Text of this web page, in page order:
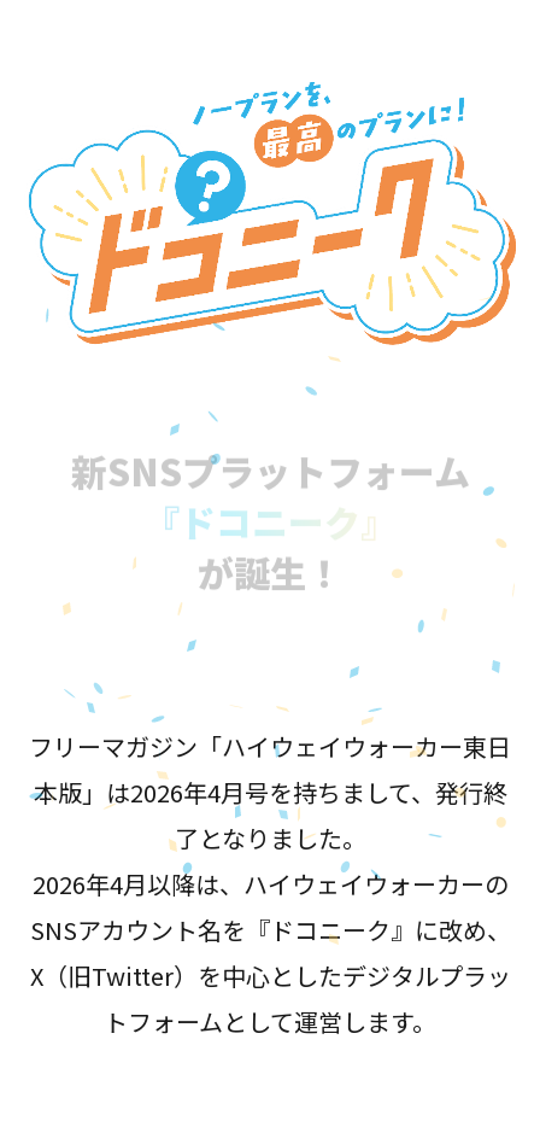
新SNSプラットフォーム
『ドコニーク』
が誕生！
フリーマガジン「ハイウェイウォーカー東日
本版」は2026年4月号を持ちまして、発行終
了となりました。
2026年4月以降は、ハイウェイウォーカーの
SNSアカウント名を『ドコニーク』に改め、
X（旧Twitter）を中心としたデジタルプラッ
トフォームとして運営します。